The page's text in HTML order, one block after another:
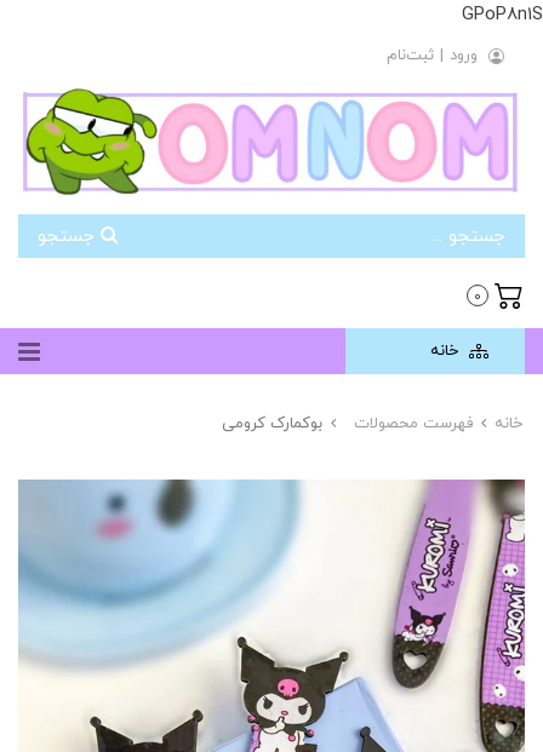
GPoP8n1S
ورود | ثبت‌نام
0
خانه
خانه فهرست محصولات بوکمارک کرومی